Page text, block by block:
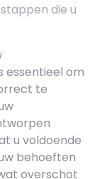
die u
essentieel om
te
u voldoende
behoeften
overschot